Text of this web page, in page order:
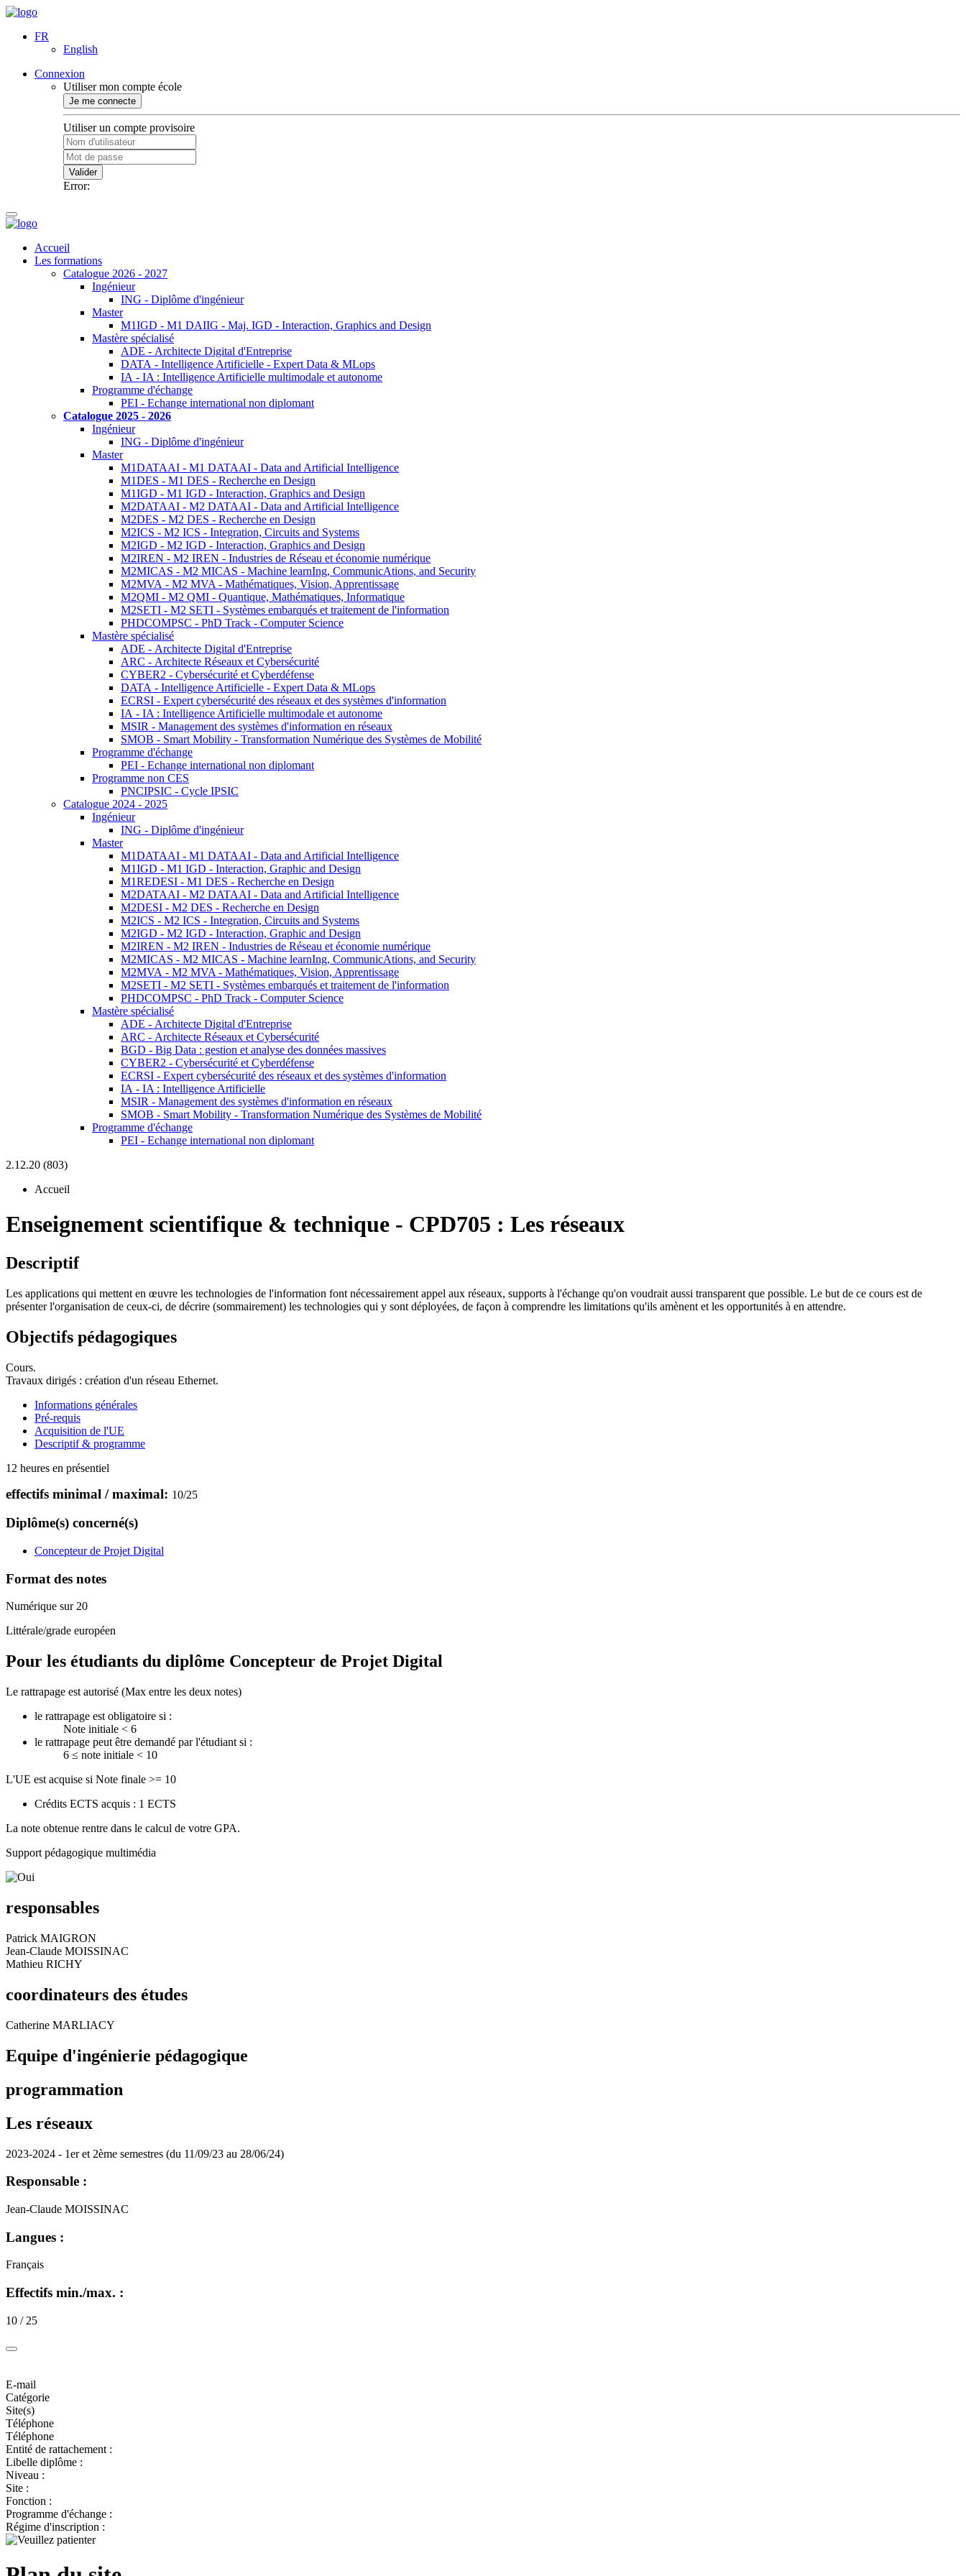
FR
English
Connexion
Utiliser mon compte école
Je me connecte
Utiliser un compte provisoire
Valider
Error:
Accueil
Les formations
Catalogue 2026 - 2027
Ingénieur
ING - Diplôme d'ingénieur
Master
M1IGD - M1 DAIIG - Maj. IGD - Interaction, Graphics and Design
Mastère spécialisé
ADE - Architecte Digital d'Entreprise
DATA - Intelligence Artificielle - Expert Data & MLops
IA - IA : Intelligence Artificielle multimodale et autonome
Programme d'échange
PEI - Echange international non diplomant
Catalogue 2025 - 2026
Ingénieur
ING - Diplôme d'ingénieur
Master
M1DATAAI - M1 DATAAI - Data and Artificial Intelligence
M1DES - M1 DES - Recherche en Design
M1IGD - M1 IGD - Interaction, Graphics and Design
M2DATAAI - M2 DATAAI - Data and Artificial Intelligence
M2DES - M2 DES - Recherche en Design
M2ICS - M2 ICS - Integration, Circuits and Systems
M2IGD - M2 IGD - Interaction, Graphics and Design
M2IREN - M2 IREN - Industries de Réseau et économie numérique
M2MICAS - M2 MICAS - Machine learnIng, CommunicAtions, and Security
M2MVA - M2 MVA - Mathématiques, Vision, Apprentissage
M2QMI - M2 QMI - Quantique, Mathématiques, Informatique
M2SETI - M2 SETI - Systèmes embarqués et traitement de l'information
PHDCOMPSC - PhD Track - Computer Science
Mastère spécialisé
ADE - Architecte Digital d'Entreprise
ARC - Architecte Réseaux et Cybersécurité
CYBER2 - Cybersécurité et Cyberdéfense
DATA - Intelligence Artificielle - Expert Data & MLops
ECRSI - Expert cybersécurité des réseaux et des systèmes d'information
IA - IA : Intelligence Artificielle multimodale et autonome
MSIR - Management des systèmes d'information en réseaux
SMOB - Smart Mobility - Transformation Numérique des Systèmes de Mobilité
Programme d'échange
PEI - Echange international non diplomant
Programme non CES
PNCIPSIC - Cycle IPSIC
Catalogue 2024 - 2025
Ingénieur
ING - Diplôme d'ingénieur
Master
M1DATAAI - M1 DATAAI - Data and Artificial Intelligence
M1IGD - M1 IGD - Interaction, Graphic and Design
M1REDESI - M1 DES - Recherche en Design
M2DATAAI - M2 DATAAI - Data and Artificial Intelligence
M2DESI - M2 DES - Recherche en Design
M2ICS - M2 ICS - Integration, Circuits and Systems
M2IGD - M2 IGD - Interaction, Graphic and Design
M2IREN - M2 IREN - Industries de Réseau et économie numérique
M2MICAS - M2 MICAS - Machine learnIng, CommunicAtions, and Security
M2MVA - M2 MVA - Mathématiques, Vision, Apprentissage
M2SETI - M2 SETI - Systèmes embarqués et traitement de l'information
PHDCOMPSC - PhD Track - Computer Science
Mastère spécialisé
ADE - Architecte Digital d'Entreprise
ARC - Architecte Réseaux et Cybersécurité
BGD - Big Data : gestion et analyse des données massives
CYBER2 - Cybersécurité et Cyberdéfense
ECRSI - Expert cybersécurité des réseaux et des systèmes d'information
IA - IA : Intelligence Artificielle
MSIR - Management des systèmes d'information en réseaux
SMOB - Smart Mobility - Transformation Numérique des Systèmes de Mobilité
Programme d'échange
PEI - Echange international non diplomant
2.12.20 (803)
Accueil
Enseignement scientifique & technique - CPD705 : Les réseaux
Descriptif
Les applications qui mettent en œuvre les technologies de l'information font nécessairement appel aux réseaux, supports à l'échange qu'on voudrait aussi transparent que possible. Le but de ce cours est de
présenter l'organisation de ceux-ci, de décrire (sommairement) les technologies qui y sont déployées, de façon à comprendre les limitations qu'ils amènent et les opportunités à en attendre.
Objectifs pédagogiques
Cours.
Travaux dirigés : création d'un réseau Ethernet.
Informations générales
Pré-requis
Acquisition de l'UE
Descriptif & programme
12 heures en présentiel
effectifs minimal / maximal: 10/25
Diplôme(s) concerné(s)
Concepteur de Projet Digital
Format des notes
Numérique sur 20
Littérale/grade européen
Pour les étudiants du diplôme Concepteur de Projet Digital
Le rattrapage est autorisé (Max entre les deux notes)
le rattrapage est obligatoire si :
Note initiale < 6
le rattrapage peut être demandé par l'étudiant si :
6 ≤ note initiale < 10
L'UE est acquise si Note finale >= 10
Crédits ECTS acquis : 1 ECTS
La note obtenue rentre dans le calcul de votre GPA.
Support pédagogique multimédia
responsables
Patrick MAIGRON
Jean-Claude MOISSINAC
Mathieu RICHY
coordinateurs des études
Catherine MARLIACY
Equipe d'ingénierie pédagogique
programmation
Les réseaux
2023-2024 - 1er et 2ème semestres (du 11/09/23 au 28/06/24)
Responsable :
Jean-Claude MOISSINAC
Langues :
Français
Effectifs min./max. :
10 / 25
E-mail
Catégorie
Site(s)
Téléphone
Téléphone
Entité de rattachement :
Libelle diplôme :
Niveau :
Site :
Fonction :
Programme d'échange :
Régime d'inscription :